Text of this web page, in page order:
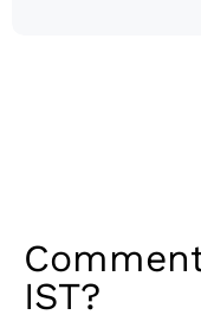
IST?